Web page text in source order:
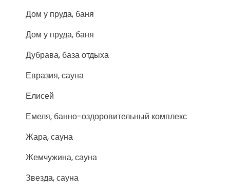
Дом у пруда, баня
Дом у пруда, баня
Дубрава, база отдыха
Евразия, сауна
Елисей
Емеля, банно-оздоровительный комплекс
Жара, сауна
Жемчужина, сауна
Звезда, сауна